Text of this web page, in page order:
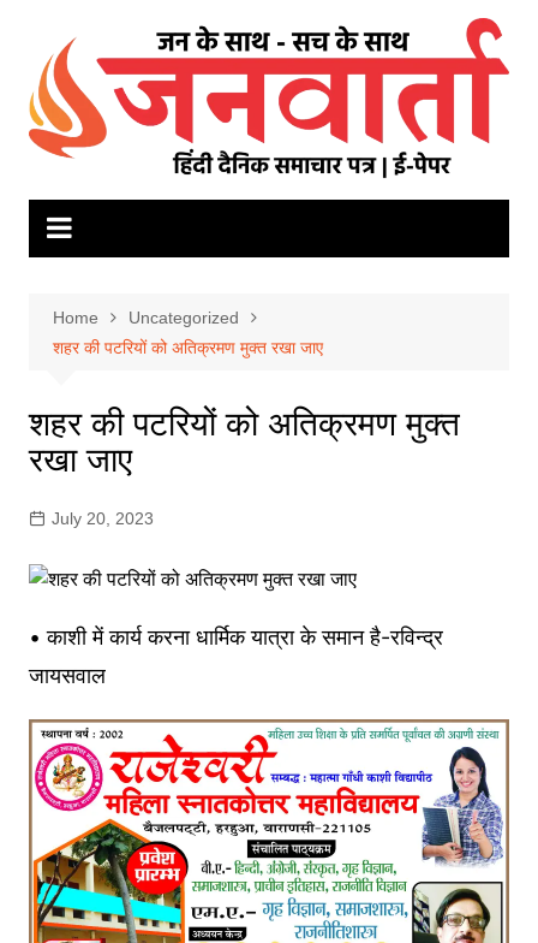
content
Home
Uncategorized
शहर की पटरियों को अतिक्रमण मुक्त रखा जाए
शहर की पटरियों को अतिक्रमण मुक्त
रखा जाए
July 20, 2023
• काशी में कार्य करना धार्मिक यात्रा के समान है-रविन्द्र
जायसवाल